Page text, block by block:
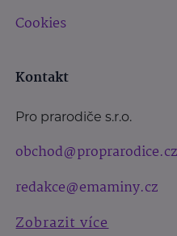
Cookies
Kontakt
Pro prarodiče s.r.o.
obchod@proprarodice.cz
redakce@emaminy.cz
Zobrazit více